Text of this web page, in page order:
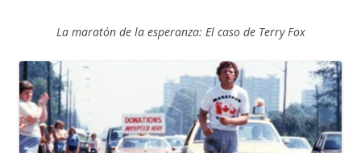
La maratón de la esperanza: El caso de Terry Fox